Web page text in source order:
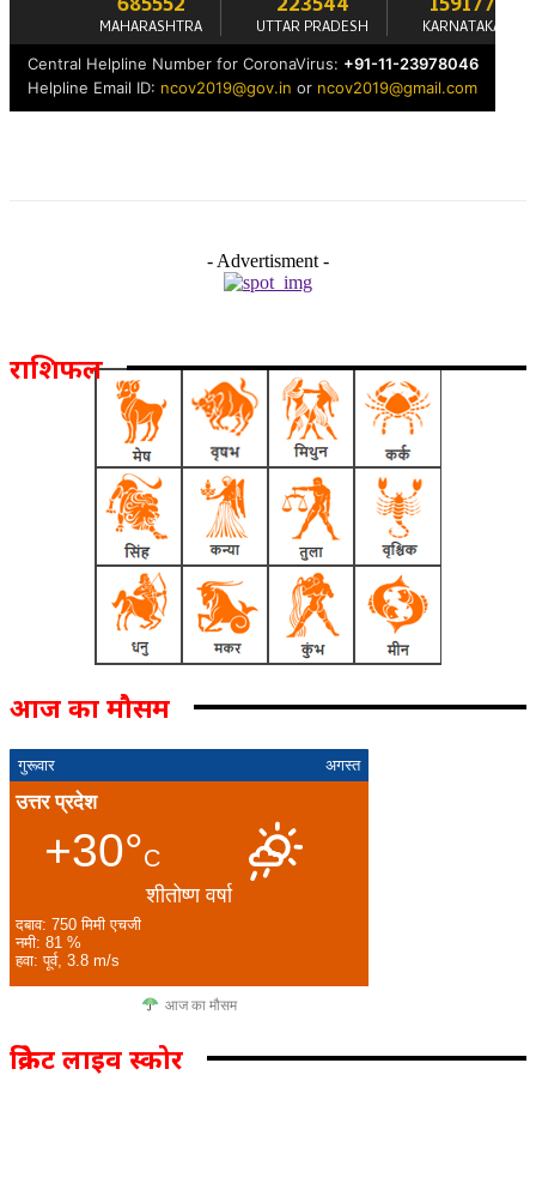
- Advertisment -
राशिफल
आज का मौसम
गुरूवार अगस्त
उत्तर प्रदेश
+30°C
शीतोष्ण वर्षा
दबाव: 750 मिमी एचजी
नमी: 81 %
हवा: पूर्व, 3.8 m/s
आज का मौसम
क्रिकेट लाइव स्कोर